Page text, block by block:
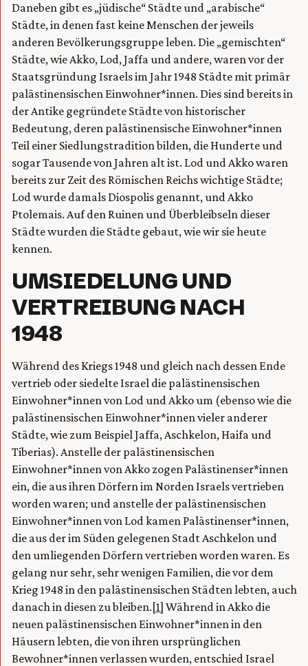
Daneben gibt es „jüdische“ Städte und „arabische“
Städte, in denen fast keine Menschen der jeweils
anderen Bevölkerungsgruppe leben. Die „gemischten“
Städte, wie Akko, Lod, Jaffa und andere, waren vor der
Staatsgründung Israels im Jahr 1948 Städte mit primär
palästinensischen Einwohner*innen. Dies sind bereits in
der Antike gegründete Städte von historischer
Bedeutung, deren palästinensische Einwohner*innen
Teil einer Siedlungstradition bilden, die Hunderte und
sogar Tausende von Jahren alt ist. Lod und Akko waren
bereits zur Zeit des Römischen Reichs wichtige Städte;
Lod wurde damals Diospolis genannt, und Akko
Ptolemais. Auf den Ruinen und Überbleibseln dieser
Städte wurden die Städte gebaut, wie wir sie heute
kennen.
UMSIEDELUNG UND
VERTREIBUNG NACH
1948
Während des Kriegs 1948 und gleich nach dessen Ende
vertrieb oder siedelte Israel die palästinensischen
Einwohner*innen von Lod und Akko um (ebenso wie die
palästinensischen Einwohner*innen vieler anderer
Städte, wie zum Beispiel Jaffa, Aschkelon, Haifa und
Tiberias). Anstelle der palästinensischen
Einwohner*innen von Akko zogen Palästinenser*innen
ein, die aus ihren Dörfern im Norden Israels vertrieben
worden waren; und anstelle der palästinensischen
Einwohner*innen von Lod kamen Palästinenser*innen,
die aus der im Süden gelegenen Stadt Aschkelon und
den umliegenden Dörfern vertrieben worden waren. Es
gelang nur sehr, sehr wenigen Familien, die vor dem
Krieg 1948 in den palästinensischen Städten lebten, auch
danach in diesen zu bleiben.[1] Während in Akko die
neuen palästinensischen Einwohner*innen in den
Häusern lebten, die von ihren ursprünglichen
Bewohner*innen verlassen wurden, entschied Israel